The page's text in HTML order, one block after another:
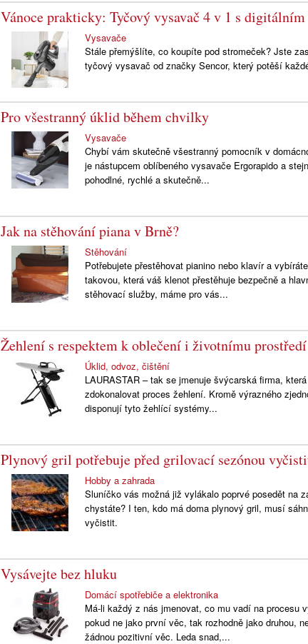
Vánoce prakticky: Tyčový vysavač 4 v 1 s
Vysavače
Stále přemýšlíte, co koupíte pod stromeček? Jste
tyčový vysavač od značky Sencor, který potěší
Pro všestranný úklid během chvilky
Vysavače
Chybí vám skutečně všestranný pomocník v
je nástupcem oblíbeného vysavače Ergorapido a
pohodlné, rychlé a skutečně...
Jak na stěhování piana v Brně?
Stěhování
Potřebujete přestěhovat pianino nebo klavír a
takovou, která váš klenot přestěhuje bezpečně a
stěhovací služby, máme pro vás...
Žehlení s respektem k oblečení i životnímu prostředí
Úklid, odvoz, čištění
LAURASTAR – tak se jmenuje švýcarská firma,
zdokonalovat proces žehlení. Kromě výrazného
disponují tyto žehlící systémy...
Plynový gril potřebuje před grilovací sezónou
Hobby a zahrada
Sluníčko vás možná již vylákalo poprvé posedět na
chystáte? I ten, kdo má doma plynový gril, musí
vyčistit.
Vysávejte bez hluku
Domácí spotřebiče a elektronika
Má-li každý z nás jmenovat, co mu vadí na procesu
pokud ne jako první věc, tak rozhodně jako druhou,
žádnou pozitivní věc. Leda snad,...